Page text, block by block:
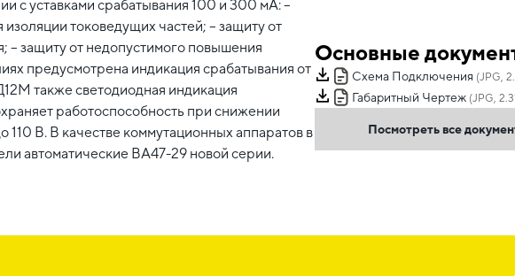
с уставками срабатывания 100 и 300 мА: –
токоведущих частей; – защиту от
– защиту от недопустимого повышения
предусмотрена индикация срабатывания от
также светодиодная индикация
работоспособность при снижении
110 В. В качестве коммутационных аппаратов в
автоматические ВА47-29 новой серии.
Основные
Схема Подключения (JPG,
Габаритный Чертеж (JPG,
Посмотреть все